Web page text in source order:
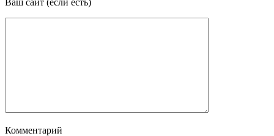
Ваш сайт (если есть)
Комментарий